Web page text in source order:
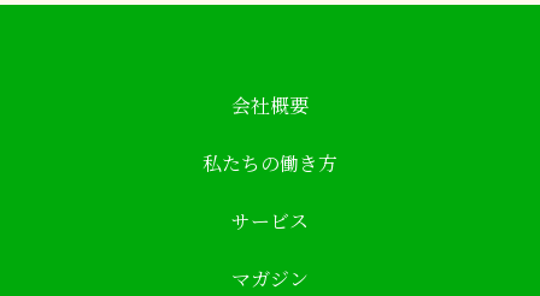
会社概要
私たちの働き方
サービス
マガジン